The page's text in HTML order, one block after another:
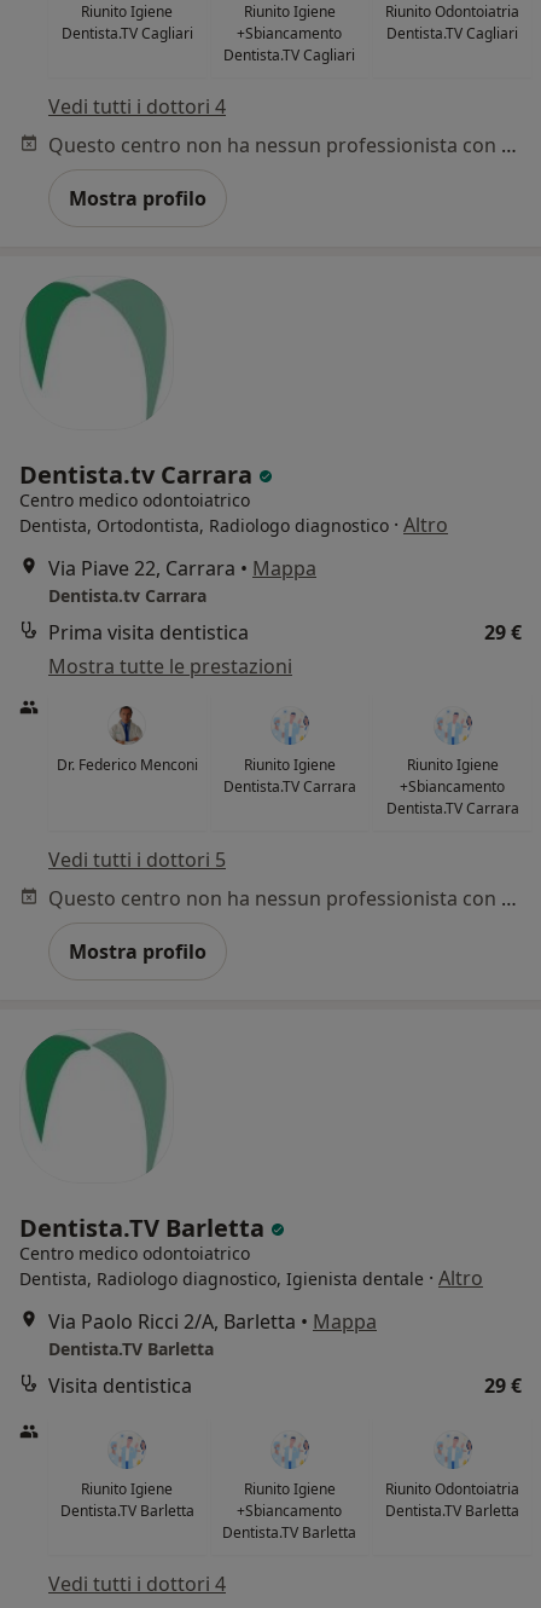
Riunito Igiene
Dentista.TV Cagliari
Riunito Igiene
+Sbiancamento
Dentista.TV Cagliari
Riunito Odontoiatria
Dentista.TV Cagliari
Vedi tutti i dottori 4
Questo centro non ha nessun professionista con date disponibili
Mostra profilo
Dentista.tv Carrara
Centro medico odontoiatrico
Dentista, Ortodontista, Radiologo diagnostico · Altro
Via Piave 22, Carrara • Mappa
Dentista.tv Carrara
Prima visita dentistica
29 €
Mostra tutte le prestazioni
Dr. Federico Menconi
Riunito Igiene
Dentista.TV Carrara
Riunito Igiene
+Sbiancamento
Dentista.TV Carrara
Vedi tutti i dottori 5
Questo centro non ha nessun professionista con date disponibili
Mostra profilo
Dentista.TV Barletta
Centro medico odontoiatrico
Dentista, Radiologo diagnostico, Igienista dentale · Altro
Via Paolo Ricci 2/A, Barletta • Mappa
Dentista.TV Barletta
Visita dentistica 29 €
Riunito Igiene
Dentista.TV Barletta
Riunito Igiene
+Sbiancamento
Dentista.TV Barletta
Riunito Odontoiatria
Dentista.TV Barletta
Vedi tutti i dottori 4